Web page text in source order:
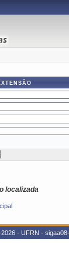
localizada
- UFRN -